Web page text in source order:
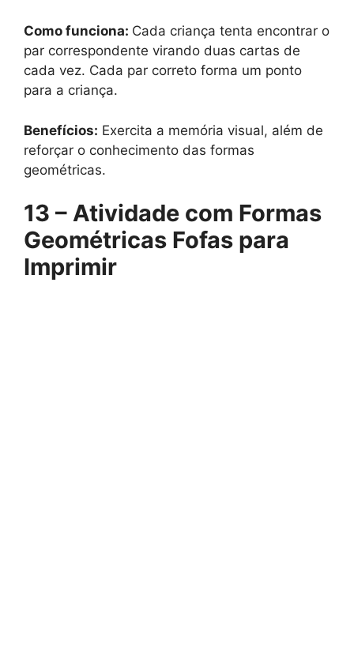
Como funciona: Cada criança tenta encontrar o
par correspondente virando duas cartas de
cada vez. Cada par correto forma um ponto
para a criança.
Benefícios: Exercita a memória visual, além de
reforçar o conhecimento das formas
geométricas.
13 – Atividade com Formas
Geométricas Fofas para
Imprimir